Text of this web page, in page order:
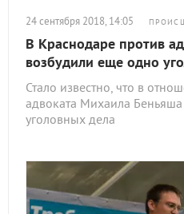
24 сентября 2018, 14:05
В Краснодаре против
возбудили еще одно
Стало известно, что в
адвоката Михаила
уголовных дела